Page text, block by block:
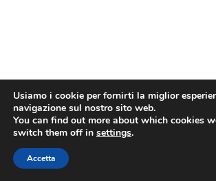
Copyright © Agenzia Spaziale Europea. Tutti
Usiamo i cookie per fornirti la miglior
navigazione sul nostro sito web.
You can find out more about which cookies
switch them off in settings.
Accetta